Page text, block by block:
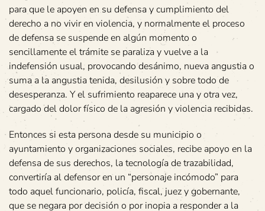
para que le apoyen en su defensa y cumplimiento del
derecho a no vivir en violencia, y normalmente el proceso
de defensa se suspende en algún momento o
sencillamente el trámite se paraliza y vuelve a la
indefensión usual, provocando desánimo, nueva angustia o
suma a la angustia tenida, desilusión y sobre todo de
desesperanza. Y el sufrimiento reaparece una y otra vez,
cargado del dolor físico de la agresión y violencia recibidas.
Entonces si esta persona desde su municipio o
ayuntamiento y organizaciones sociales, recibe apoyo en la
defensa de sus derechos, la tecnología de trazabilidad,
convertiría al defensor en un “personaje incómodo” para
todo aquel funcionario, policía, fiscal, juez y gobernante,
que se negara por decisión o por inopia a responder a la